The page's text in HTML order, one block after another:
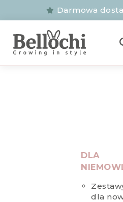
Darmowa
DLA
dla